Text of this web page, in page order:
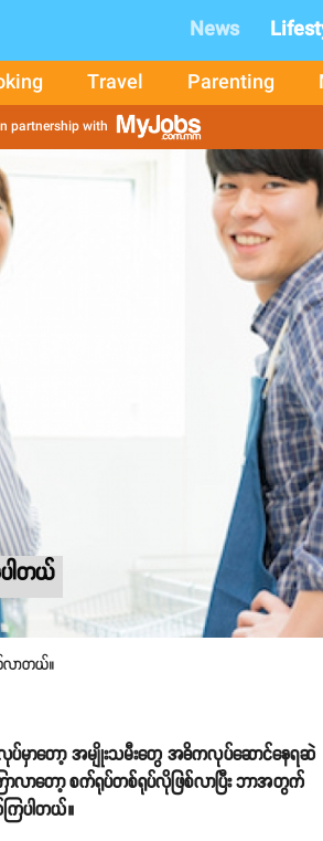
News
Travel Parenting
partnership with
ါတယ်
လာတယ်။
ပ်မှာတော့ အမျိုးသမီးတွေ အဓိကလုပ်ဆောင်နေရဆဲ
လာတော့ စက်ရုပ်တစ်ရုပ်လိုဖြစ်လာပြီး ဘာအတွက်
ြပါတယ်။